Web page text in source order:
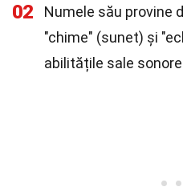
02
Numele său provine
"chime" (sunet) și
abilitățile sale